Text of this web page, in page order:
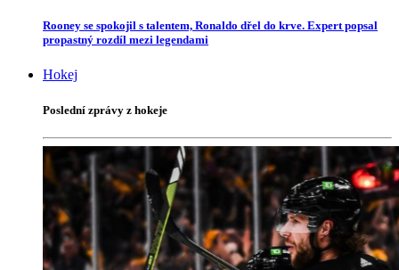
Rooney se spokojil s talentem, Ronaldo dřel do krve. Expert popsal
propastný rozdíl mezi legendami
Hokej
Poslední zprávy z hokeje